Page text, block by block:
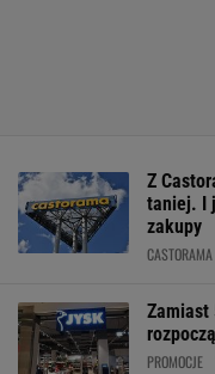
Z
taniej. I
zakupy
CASTORAMA
Zamiast
PROMOCJE